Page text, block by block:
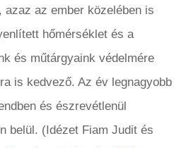
azaz az ember közelében is
hőmérséklet és a
és műtárgyaink védelmére
is kedvező. Az év legnagyobb
és észrevétlenül
belül. (Idézet Fiam Judit és